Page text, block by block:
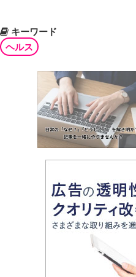
キーワード
ヘルス